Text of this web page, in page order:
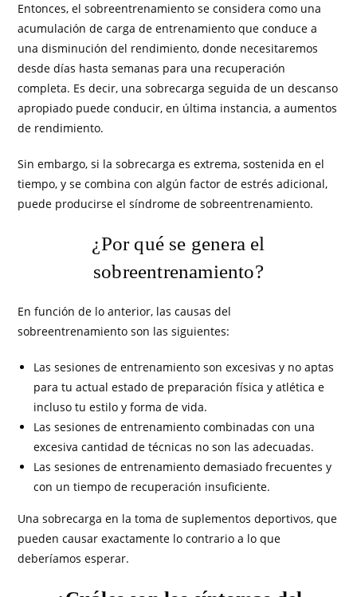
Entonces, el sobreentrenamiento se considera como una
acumulación de carga de entrenamiento que conduce a
una disminución del rendimiento, donde necesitaremos
desde días hasta semanas para una recuperación
completa. Es decir, una sobrecarga seguida de un descanso
apropiado puede conducir, en última instancia, a aumentos
de rendimiento.
Sin embargo, si la sobrecarga es extrema, sostenida en el
tiempo, y se combina con algún factor de estrés adicional,
puede producirse el síndrome de sobreentrenamiento.
¿Por qué se genera el
sobreentrenamiento?
En función de lo anterior, las causas del
sobreentrenamiento son las siguientes:
Las sesiones de entrenamiento son excesivas y no aptas
para tu actual estado de preparación física y atlética e
incluso tu estilo y forma de vida.
Las sesiones de entrenamiento combinadas con una
excesiva cantidad de técnicas no son las adecuadas.
Las sesiones de entrenamiento demasiado frecuentes y
con un tiempo de recuperación insuficiente.
Una sobrecarga en la toma de suplementos deportivos, que
pueden causar exactamente lo contrario a lo que
deberíamos esperar.